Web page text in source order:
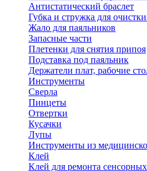
Антистатический браслет
Губка и стружка для
Жало для паяльников
Запасные части
Плетенки для снятия припоя
Подставка под паяльник
Держатели плат, рабочие
Инструменты
Сверла
Пинцеты
Отвертки
Кусачки
Лупы
Инструменты из
Клей
Клей для ремонта